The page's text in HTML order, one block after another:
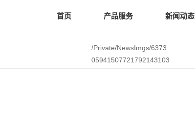
首页 产品服务 新闻动态
/Private/NewsImgs/6373
05941507721792143103